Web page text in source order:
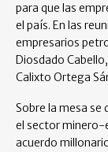
para que las
el país. En las
empresarios
Diosdado
Calixto Ortega
Sobre la mesa
el sector minero-
acuerdo